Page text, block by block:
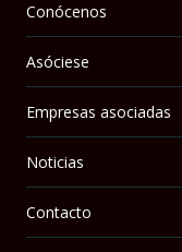
Conócenos
Asóciese
Empresas asociadas
Noticias
Contacto